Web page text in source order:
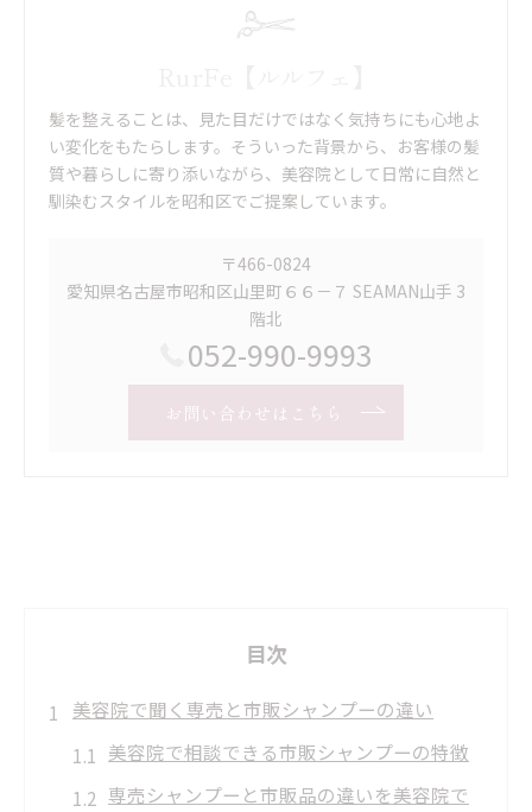
髪を整えることは、見た目だけではなく気持ちにも心地よ
い変化をもたらします。そういった背景から、お客様の髪
質や暮らしに寄り添いながら、美容院として日常に自然と
馴染むスタイルを昭和区でご提案しています。
〒466-0824
愛知県名古屋市昭和区山里町６６－７ SEAMAN山手 3
階北
052-990-9993
お問い合わせはこちら
目次
美容院で聞く専売と市販シャンプーの違い
美容院で相談できる市販シャンプーの特徴
専売シャンプーと市販品の違いを美容院で